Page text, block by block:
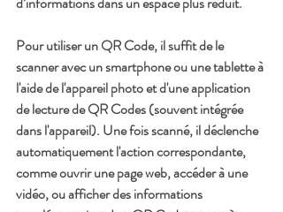
Pour utiliser un QR Code, il suffit de le
scanner avec un smartphone ou une tablette à
l'aide de l'appareil photo et d'une application
de lecture de QR Codes (souvent intégrée
dans l'appareil). Une fois scanné, il déclenche
automatiquement l'action correspondante,
comme ouvrir une page web, accéder à une
vidéo, ou afficher des informations